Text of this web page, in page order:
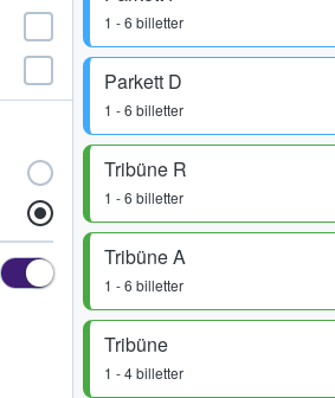
1 - 6 billetter
Parkett D
1 - 6 billetter
Tribüne R
1 - 6 billetter
Tribüne A
1 - 6 billetter
Tribüne
1 - 4 billetter